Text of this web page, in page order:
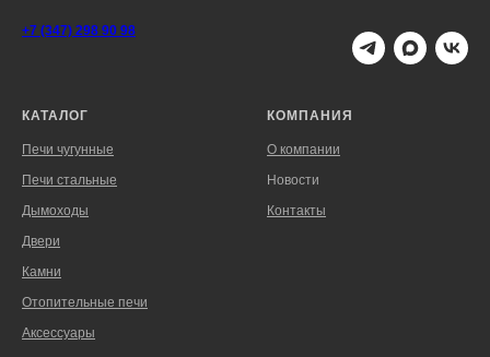
+7 (347) 298 90 98
КАТАЛОГ
Печи чугунные
Печи стальные
Дымоходы
Двери
Камни
Отопительные печи
Аксессуары
КОМПАНИЯ
О компании
Новости
Контакты